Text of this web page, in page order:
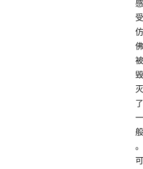
感
受
仿
佛
被
毁
灭
了
一
般
。
可